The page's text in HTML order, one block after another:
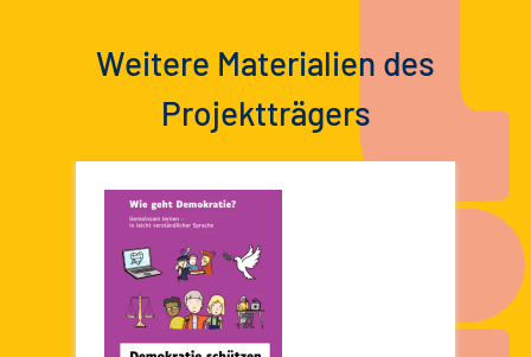
Weitere Materialien des
Projektträgers